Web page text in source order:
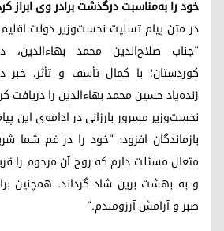
خود را به‌مناسبت درگذشت برادر وی ابراز
در متن پیام تسلیت نخست‌وزیر دولت
"جناب صلاح‌الدین محمد بهاءالدین،
کوردستان؛ با کمال تأسف و تأثر، خبر
زنده‌یاد حسین محمد بهاءالدین را دریافت
نخست‌وزیر مسرور بارزانی در ادامه‌ی این
بازماندگان افزود: "خود را در غم شما
متعال مسئلت دارم که روح آن مرحوم را
و به بهشت برین شاد گرداند. همچنین
صبر و آرامش آرزومندم."